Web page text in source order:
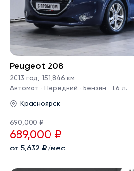
Peugeot 208
2013 год, 151,846 км
Автомат · Передний · Бензин · 1.6 л. ·
Красноярск
690,000 ₽
689,000 ₽
от 5,632 ₽/мес